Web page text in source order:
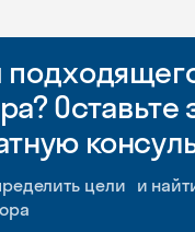
Оставьте
цели и